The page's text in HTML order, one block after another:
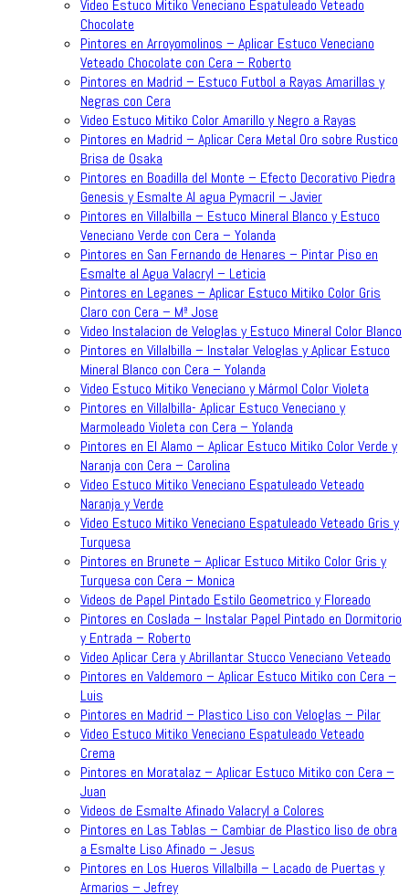
Video Estuco Mitiko Veneciano Espatuleado Veteado
Chocolate
Pintores en Arroyomolinos – Aplicar Estuco Veneciano
Veteado Chocolate con Cera – Roberto
Pintores en Madrid – Estuco Futbol a Rayas Amarillas y
Negras con Cera
Video Estuco Mitiko Color Amarillo y Negro a Rayas
Pintores en Madrid – Aplicar Cera Metal Oro sobre Rustico
Brisa de Osaka
Pintores en Boadilla del Monte – Efecto Decorativo Piedra
Genesis y Esmalte Al agua Pymacril – Javier
Pintores en Villalbilla – Estuco Mineral Blanco y Estuco
Veneciano Verde con Cera – Yolanda
Pintores en San Fernando de Henares – Pintar Piso en
Esmalte al Agua Valacryl – Leticia
Pintores en Leganes – Aplicar Estuco Mitiko Color Gris
Claro con Cera – Mª Jose
Video Instalacion de Veloglas y Estuco Mineral Color Blanco
Pintores en Villalbilla – Instalar Veloglas y Aplicar Estuco
Mineral Blanco con Cera – Yolanda
Video Estuco Mitiko Veneciano y Mármol Color Violeta
Pintores en Villalbilla- Aplicar Estuco Veneciano y
Marmoleado Violeta con Cera – Yolanda
Pintores en El Alamo – Aplicar Estuco Mitiko Color Verde y
Naranja con Cera – Carolina
Video Estuco Mitiko Veneciano Espatuleado Veteado
Naranja y Verde
Video Estuco Mitiko Veneciano Espatuleado Veteado Gris y
Turquesa
Pintores en Brunete – Aplicar Estuco Mitiko Color Gris y
Turquesa con Cera – Monica
Videos de Papel Pintado Estilo Geometrico y Floreado
Pintores en Coslada – Instalar Papel Pintado en Dormitorio
y Entrada – Roberto
Video Aplicar Cera y Abrillantar Stucco Veneciano Veteado
Pintores en Valdemoro – Aplicar Estuco Mitiko con Cera –
Luis
Pintores en Madrid – Plastico Liso con Veloglas – Pilar
Video Estuco Mitiko Veneciano Espatuleado Veteado
Crema
Pintores en Moratalaz – Aplicar Estuco Mitiko con Cera –
Juan
Videos de Esmalte Afinado Valacryl a Colores
Pintores en Las Tablas – Cambiar de Plastico liso de obra
a Esmalte Liso Afinado – Jesus
Pintores en Los Hueros Villalbilla – Lacado de Puertas y
Armarios – Jefrey